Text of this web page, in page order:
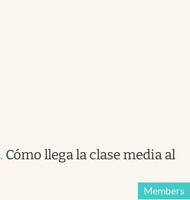
. Cómo llega la clase media al
Members